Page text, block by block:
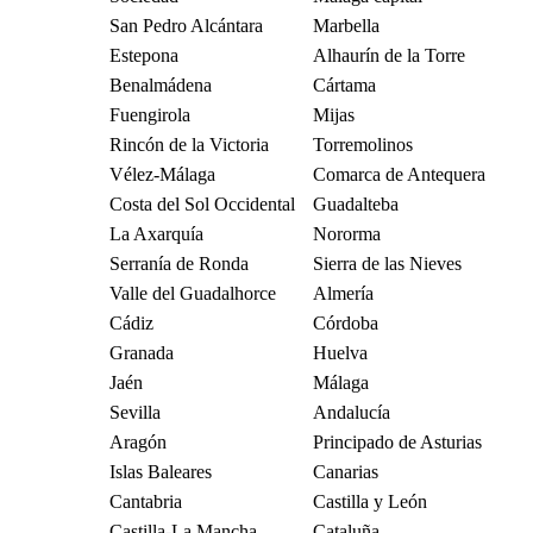
San Pedro Alcántara
Marbella
Estepona
Alhaurín de la Torre
Benalmádena
Cártama
Fuengirola
Mijas
Rincón de la Victoria
Torremolinos
Vélez-Málaga
Comarca de Antequera
Costa del Sol Occidental
Guadalteba
La Axarquía
Nororma
Serranía de Ronda
Sierra de las Nieves
Valle del Guadalhorce
Almería
Cádiz
Córdoba
Granada
Huelva
Jaén
Málaga
Sevilla
Andalucía
Aragón
Principado de Asturias
Islas Baleares
Canarias
Cantabria
Castilla y León